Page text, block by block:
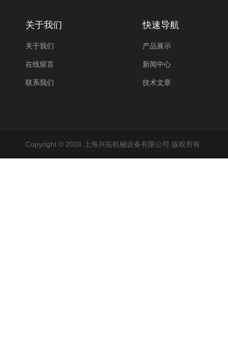
关于我们
关于我们
在线留言
联系我们
快速导航
产品展示
新闻中心
技术文章
Copyright © 2026 上海兴拓机械设备有限公司 版权所有